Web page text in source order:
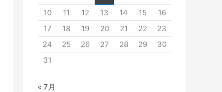
10
11 12 13 14 15
16
17
18 19 20 21 22
23
24
25 26 27 28 29
30
31
« 7月